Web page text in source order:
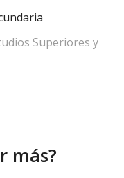
Superiores y
más?